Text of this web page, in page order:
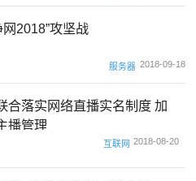
2018”攻坚战
服务器 2018-09-18
合落实网络直播实名制度 加
播管理
互联网 2018-08-20